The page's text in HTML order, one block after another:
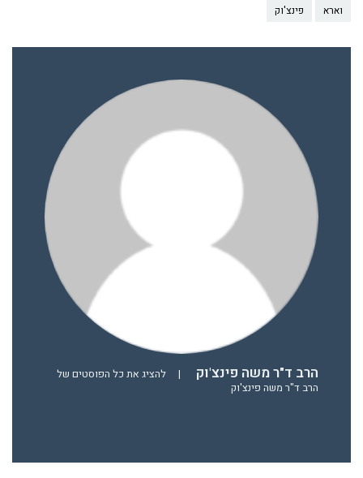
וארא פינצ'וק
הרב ד"ר משה פינצ'וק |
להציג את כל הפוסטים של
הרב ד"ר משה פינצ'וק